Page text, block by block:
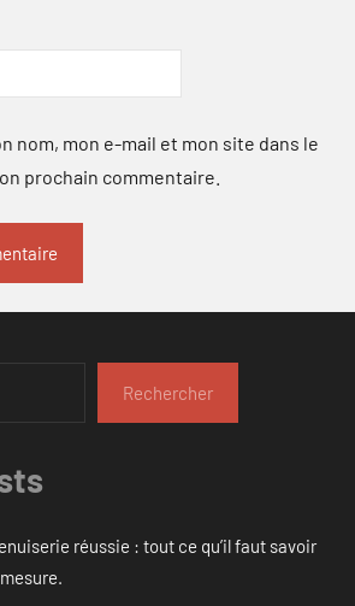
nom, mon e-mail et mon site dans le
prochain commentaire.
Rechercher
réussie : tout ce qu’il faut savoir